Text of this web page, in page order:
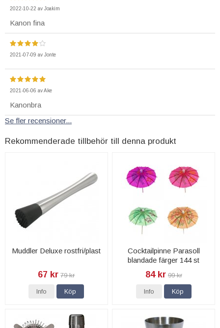
2022-10-22 av Joakim
Kanon fina
2021-07-09 av Jonte
2021-06-06 avAke
Kanonbra
Se fler recensioner...
Rekommenderade tillbehör till denna produkt
Muddler Deluxe rostfri/plast
67 kr 79 kr
Info Köp
Cocktailpinne Parasoll
blandade färger 144 st
84 kr 99 kr
Info Köp